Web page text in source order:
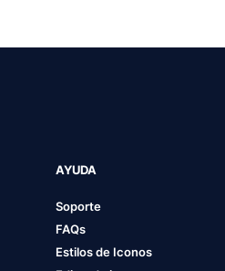
AYUDA
Soporte
FAQs
Estilos de Iconos